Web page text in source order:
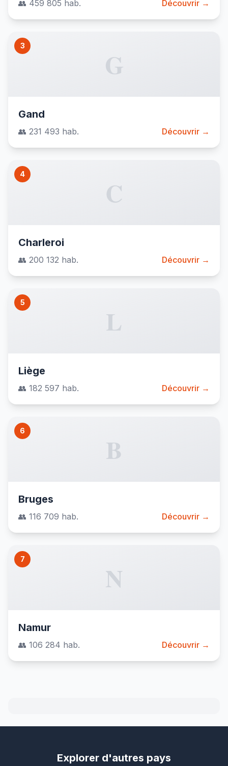
👥 459 805 hab. Découvrir →
3
G
Gand
👥 231 493 hab. Découvrir →
4
C
Charleroi
👥 200 132 hab. Découvrir →
5
L
Liège
👥 182 597 hab. Découvrir →
6
B
Bruges
👥 116 709 hab. Découvrir →
7
N
Namur
👥 106 284 hab. Découvrir →
Explorer d'autres pays